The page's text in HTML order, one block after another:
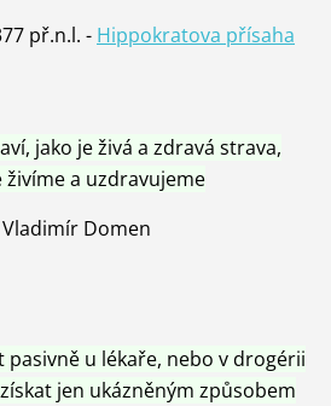
př.n.l. - Hippokratova přísaha
jako je živá a zdravá strava,
živíme a uzdravujeme
Domen
pasivně u lékaře, nebo v drogérii
jen ukázněným způsobem